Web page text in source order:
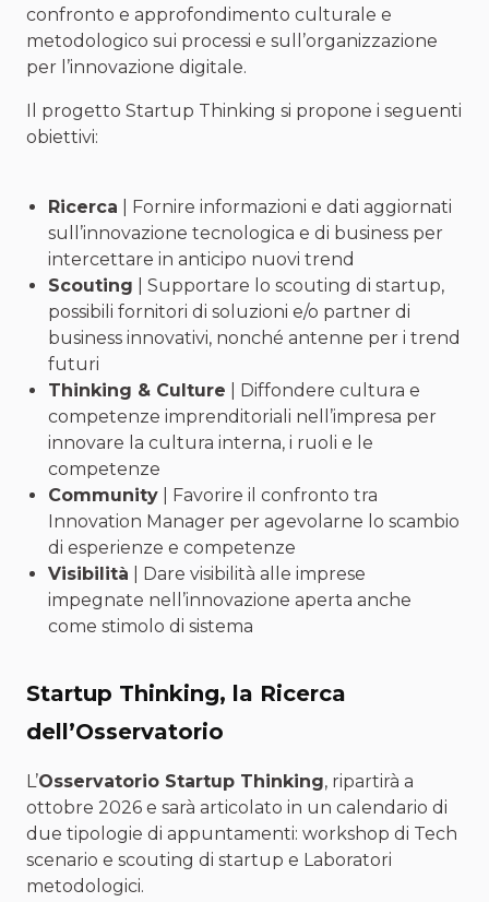
confronto e approfondimento culturale e
metodologico sui processi e sull’organizzazione
per l’innovazione digitale.
Il progetto Startup Thinking si propone i seguenti
obiettivi:
Ricerca | Fornire informazioni e dati aggiornati
sull’innovazione tecnologica e di business per
intercettare in anticipo nuovi trend
Scouting | Supportare lo scouting di startup,
possibili fornitori di soluzioni e/o partner di
business innovativi, nonché antenne per i trend
futuri
Thinking & Culture | Diffondere cultura e
competenze imprenditoriali nell’impresa per
innovare la cultura interna, i ruoli e le
competenze
Community | Favorire il confronto tra
Innovation Manager per agevolarne lo scambio
di esperienze e competenze
Visibilità | Dare visibilità alle imprese
impegnate nell’innovazione aperta anche
come stimolo di sistema
Startup Thinking, la Ricerca
dell’Osservatorio
L’Osservatorio Startup Thinking, ripartirà a
ottobre 2026 e sarà articolato in un calendario di
due tipologie di appuntamenti: workshop di Tech
scenario e scouting di startup e Laboratori
metodologici.